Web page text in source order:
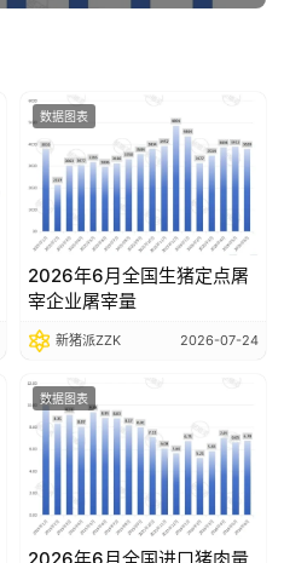
数据图表
2026年6月全国生猪定点屠
宰企业屠宰量
新猪派ZZK 2026-07-24
数据图表
2026年6月全国进口猪肉量